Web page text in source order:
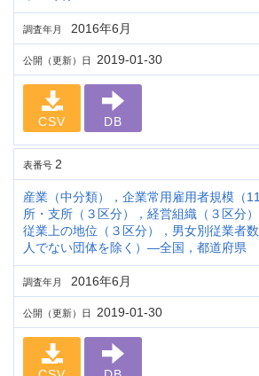
調査年月 2016年6月
公開（更新）日 2019-01-30
CSV DB
表番号 2
産業（中分類），企業常用雇用者規模（
所・支所（３区分），経営組織（３区分
従業上の地位（３区分），男女別従業者
人でない団体を除く）―全国，都道府県
調査年月 2016年6月
公開（更新）日 2019-01-30